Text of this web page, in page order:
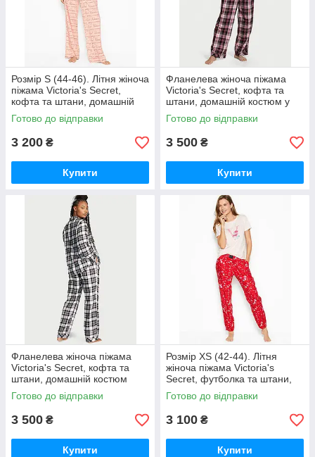
Розмір S (44-46). Літня жіноча
піжама Victoria's Secret,
кофта та штани, домашній
костюм Вікторія Секрет
Готово до відправки
3 200 ₴
Купити
Фланелева жіноча піжама
Victoria's Secret, кофта та
штани, домашній костюм у
клітинку Розмір XS (42-44).
Готово до відправки
3 500 ₴
Купити
Фланелева жіноча піжама
Victoria's Secret, кофта та
штани, домашній костюм
чорна карта Розмір S
Готово до відправки
3 500 ₴
Купити
Розмір XS (42-44). Літня
жіноча піжама Victoria's
Secret, футболка та штани,
домашній костюм Вікторія
Секрет
Готово до відправки
3 100 ₴
Купити